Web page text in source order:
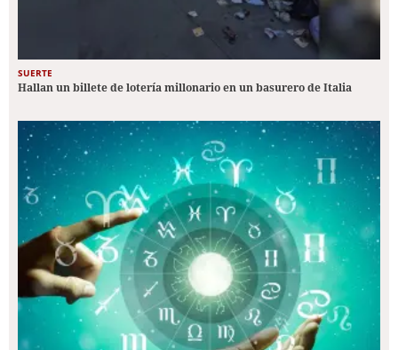
SUERTE
Hallan un billete de lotería millonario en un basurero de Italia